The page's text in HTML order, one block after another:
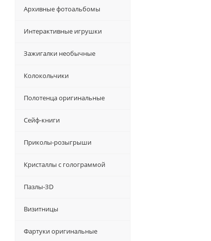
Архивные фотоальбомы
Интерактивные игрушки
Зажигалки необычные
Колокольчики
Полотенца оригинальные
Сейф-книги
Приколы-розыгрыши
Кристаллы с голограммой
Пазлы-ЗD
Визитницы
Фартуки оригинальные